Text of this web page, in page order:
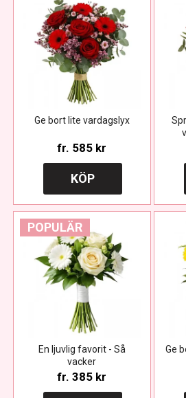
Ge bort lite vardagslyx
fr. 585 kr
KÖP
POPULÄR
En ljuvlig favorit - Så
vacker
fr. 385 kr
Ge